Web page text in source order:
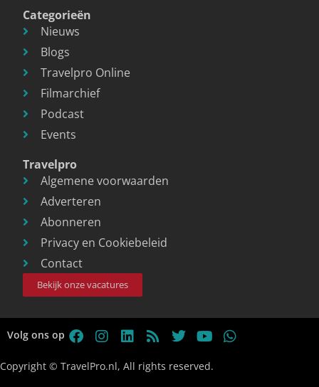
Categorieën
Nieuws
Blogs
Travelpro Online
Filmarchief
Podcast
Events
Travelpro
Algemene voorwaarden
Adverteren
Abonneren
Privacy en Cookiebeleid
Contact
Bekijk onze vacatures
Volg ons op
Copyright © TravelPro.nl, All rights reserved.